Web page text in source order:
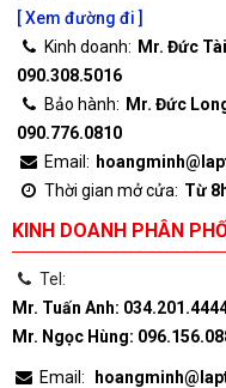
[ Xem đường đi ]
Kinh doanh: Mr. Đức
090.308.5016
Bảo hành: Mr. Đức
090.776.0810
Email:
Thời gian mở cửa: Từ
KINH DOANH PHÂN
Tel:
Mr. Tuấn Anh:
Mr. Ngọc Hùng:
Email: